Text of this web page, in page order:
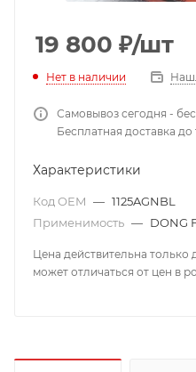
19 800 ₽/шт
Нет в наличии
Самовывоз сегодня -
Бесплатная доставка
Характеристики
Код OEM — 1125AGNBL
Применимость — DONG
Цена действительна только
может отличаться от цен в